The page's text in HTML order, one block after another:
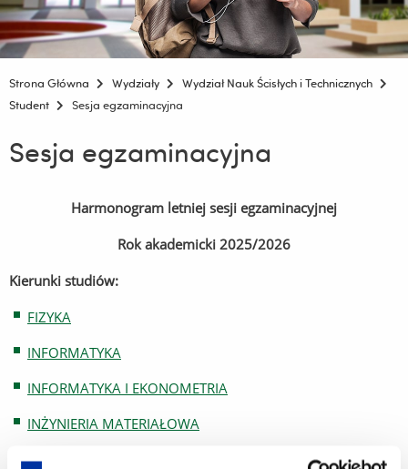
Strona Główna Wydziały
Wydział Nauk Ścisłych i Technicznych
Student
Sesja egzaminacyjna
Sesja egzaminacyjna
Harmonogram letniej sesji egzaminacyjnej
Rok akademicki 2025/2026
Kierunki studiów:
FIZYKA
INFORMATYKA
INFORMATYKA I EKONOMETRIA
INŻYNIERIA MATERIAŁOWA
MATEMATYKA